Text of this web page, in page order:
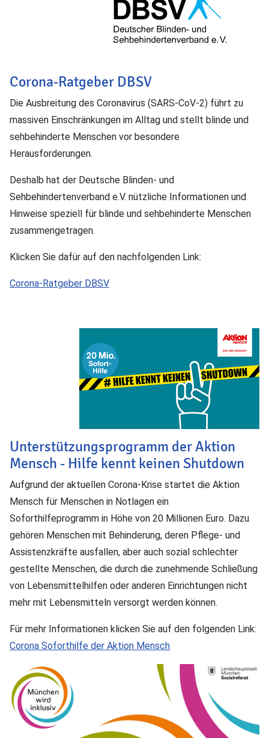
Corona-Ratgeber DBSV
Die Ausbreitung des Coronavirus (SARS-CoV-2) führt zu
massiven Einschränkungen im Alltag und stellt blinde und
sehbehinderte Menschen vor besondere
Herausforderungen.
Deshalb hat der Deutsche Blinden- und
Sehbehindertenverband e.V. nützliche Informationen und
Hinweise speziell für blinde und sehbehinderte Menschen
zusammengetragen.
Klicken Sie dafür auf den nachfolgenden Link:
Corona-Ratgeber DBSV
Unterstützungsprogramm der Aktion
Mensch - Hilfe kennt keinen Shutdown
Aufgrund der aktuellen Corona-Krise startet die Aktion
Mensch für Menschen in Notlagen ein
Soforthilfeprogramm in Höhe von 20 Millionen Euro. Dazu
gehören Menschen mit Behinderung, deren Pflege- und
Assistenzkräfte ausfallen, aber auch sozial schlechter
gestellte Menschen, die durch die zunehmende Schließung
von Lebensmittelhilfen oder anderen Einrichtungen nicht
mehr mit Lebensmitteln versorgt werden können.
Für mehr Informationen klicken Sie auf den folgenden Link:
Corona Soforthilfe der Aktion Mensch